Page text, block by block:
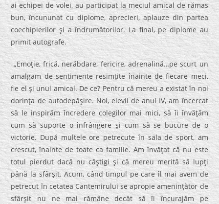
ai echipei de volei, au participat la meciul amical de rămas
bun, încununat cu diplome, aprecieri, aplauze din partea
coechipierilor şi a îndrumătorilor. La final, pe diplome au
primit autografe.
„Emoţie, frică, nerăbdare, fericire, adrenalină…pe scurt un
amalgam de sentimente resimţite înainte de fiecare meci,
fie el şi unul amical. De ce? Pentru că mereu a existat în noi
dorinţa de autodepăşire. Noi, elevii de anul IV, am încercat
să le inspirăm încredere colegilor mai mici, să îi învăţăm
cum să suporte o înfrângere şi cum să se bucure de o
victorie. După multele ore petrecute în sala de sport, am
crescut, înainte de toate ca familie. Am învăţat că nu este
totul pierdut dacă nu câştigi şi că mereu merită să lupţi
până la sfârşit. Acum, când timpul pe care îl mai avem de
petrecut în cetatea Cantemirului se apropie ameninţător de
sfârşit nu ne mai rămâne decât să îi încurajăm pe